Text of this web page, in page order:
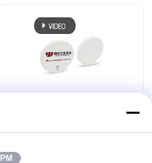
alto 13485 de 43%